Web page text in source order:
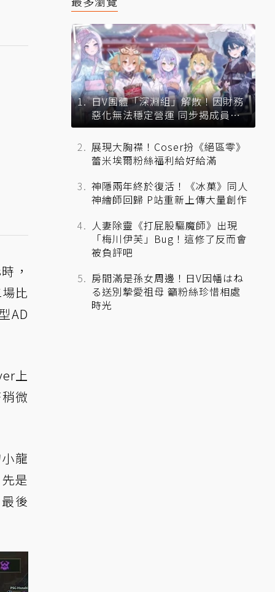
，
比
AD
上
微
龍
是
後
日V團體「深淵組」解散！因財務
惡化無法穩定營運 同步揭成員未
來去向
展現大胸襟！Coser扮《絕區零》
蕾米埃爾粉絲福利給好給滿
神隱兩年終於復活！《冰菓》同人
神繪師回歸 P站重新上傳大量創作
人妻除靈《打屁股驅魔師》出現
「梅川伊芙」Bug！這修了反而會
被負評吧
房間滿是孫女周邊！日V因幡はね
る送別摯愛祖母 籲粉絲珍惜相處
時光